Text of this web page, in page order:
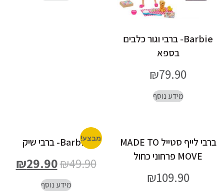
Barbie- ברבי וגור כלבים
בספא
₪79.90
מידע נוסף
ברבי לייף סטייל MADE TO
MOVE פרחוני כחול
₪109.90
מבצע!Barbie- ברבי שיק
₪49.90
₪29.90
מידע נוסף